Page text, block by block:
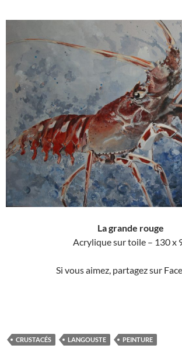
La grande rouge
Acrylique sur toile – 130 x
Si vous aimez, partagez sur
CRUSTACÉS LANGOUSTE PEINTURE